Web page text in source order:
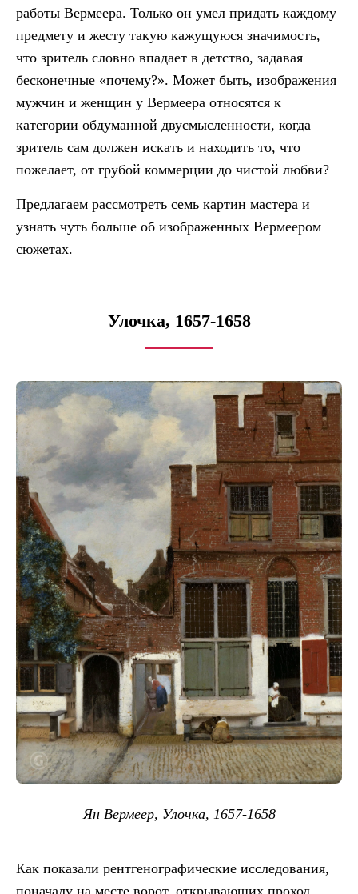
работы Вермеера. Только он умел придать каждому
предмету и жесту такую кажущуюся значимость,
что зритель словно впадает в детство, задавая
бесконечные «почему?». Может быть, изображения
мужчин и женщин у Вермеера относятся к
категории обдуманной двусмысленности, когда
зритель сам должен искать и находить то, что
пожелает, от грубой коммерции до чистой любви?
Предлагаем рассмотреть семь картин мастера и
узнать чуть больше об изображенных Вермеером
сюжетах.
Улочка, 1657-1658
Ян Вермеер, Улочка, 1657-1658
Как показали рентгенографические исследования,
поначалу на месте ворот, открывающих проход